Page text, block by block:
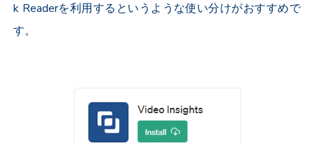
k Readerを利用するというような使い分けがおすすめで
す。